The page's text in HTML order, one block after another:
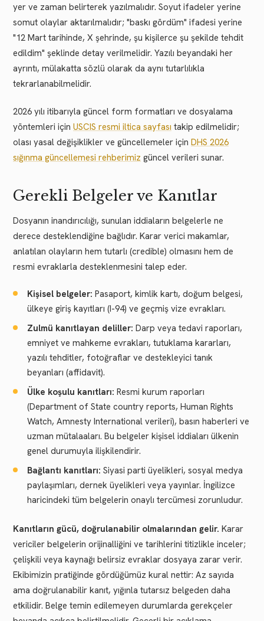
yer ve zaman belirterek yazılmalıdır. Soyut ifadeler yerine
somut olaylar aktarılmalıdır; "baskı gördüm" ifadesi yerine
"12 Mart tarihinde, X şehrinde, şu kişilerce şu şekilde tehdit
edildim" şeklinde detay verilmelidir. Yazılı beyandaki her
ayrıntı, mülakatta sözlü olarak da aynı tutarlılıkla
tekrarlanabilmelidir.
2026 yılı itibarıyla güncel form formatları ve dosyalama
yöntemleri için USCIS resmi iltica sayfası takip edilmelidir;
olası yasal değişiklikler ve güncellemeler için DHS 2026
sığınma güncellemesi rehberimiz güncel verileri sunar.
Gerekli Belgeler ve Kanıtlar
Dosyanın inandırıcılığı, sunulan iddiaların belgelerle ne
derece desteklendiğine bağlıdır. Karar verici makamlar,
anlatılan olayların hem tutarlı (credible) olmasını hem de
resmi evraklarla desteklenmesini talep eder.
Kişisel belgeler: Pasaport, kimlik kartı, doğum belgesi,
ülkeye giriş kayıtları (I-94) ve geçmiş vize evrakları.
Zulmü kanıtlayan deliller: Darp veya tedavi raporları,
emniyet ve mahkeme evrakları, tutuklama kararları,
yazılı tehditler, fotoğraflar ve destekleyici tanık
beyanları (affidavit).
Ülke koşulu kanıtları: Resmi kurum raporları
(Department of State country reports, Human Rights
Watch, Amnesty International verileri), basın haberleri ve
uzman mütalaaları. Bu belgeler kişisel iddiaları ülkenin
genel durumuyla ilişkilendirir.
Bağlantı kanıtları: Siyasi parti üyelikleri, sosyal medya
paylaşımları, dernek üyelikleri veya yayınlar. İngilizce
haricindeki tüm belgelerin onaylı tercümesi zorunludur.
Kanıtların gücü, doğrulanabilir olmalarından gelir. Karar
vericiler belgelerin orijinalliğini ve tarihlerini titizlikle inceler;
çelişkili veya kaynağı belirsiz evraklar dosyaya zarar verir.
Ekibimizin pratiğinde gördüğümüz kural nettir: Az sayıda
ama doğrulanabilir kanıt, yığınla tutarsız belgeden daha
etkilidir. Belge temin edilemeyen durumlarda gerekçeler